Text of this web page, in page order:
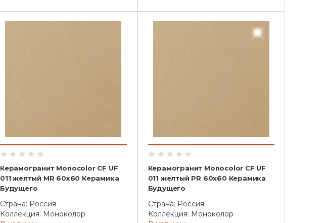
Керамогранит Monocolor CF UF
011 желтый MR 60x60 Керамика
Будущего
Страна: Россия
Коллекция: Моноколор
Керамогранит Monocolor CF UF
011 желтый PR 60x60 Керамика
Будущего
Страна: Россия
Коллекция: Моноколор